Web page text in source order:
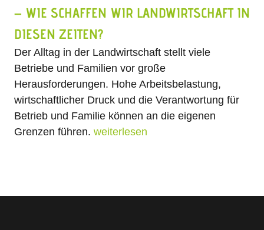
– WIE SCHAFFEN WIR LANDWIRTSCHAFT IN
DIESEN ZEITEN?
Der Alltag in der Landwirtschaft stellt viele
Betriebe und Familien vor große
Herausforderungen. Hohe Arbeitsbelastung,
wirtschaftlicher Druck und die Verantwortung für
Betrieb und Familie können an die eigenen
Grenzen führen. weiterlesen